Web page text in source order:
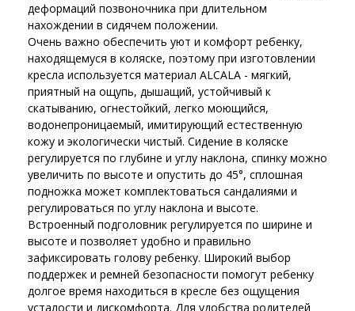
деформаций позвоночника при длительном
нахождении в сидячем положении.
Очень важно обеспечить уют и комфорт ребенку,
находящемуся в коляске, поэтому при изготовлении
кресла используется материал ALCALA - мягкий,
приятный на ощупь, дышащий, устойчивый к
скатыванию, огнестойкий, легко моющийся,
водонепроницаемый, имитирующий естественную
кожу и экологически чистый. Сидение в коляске
регулируется по глубине и углу наклона, спинку можно
увеличить по высоте и опустить до 45°, сплошная
подножка может комплектоваться сандалиями и
регулироваться по углу наклона и высоте.
Встроенный подголовник регулируется по ширине и
высоте и позволяет удобно и правильно
зафиксировать голову ребенку. Широкий выбор
поддержек и ремней безопасности помогут ребенку
долгое время находиться в кресле без ощущения
усталости и дискомфорта. Для удобства родителей